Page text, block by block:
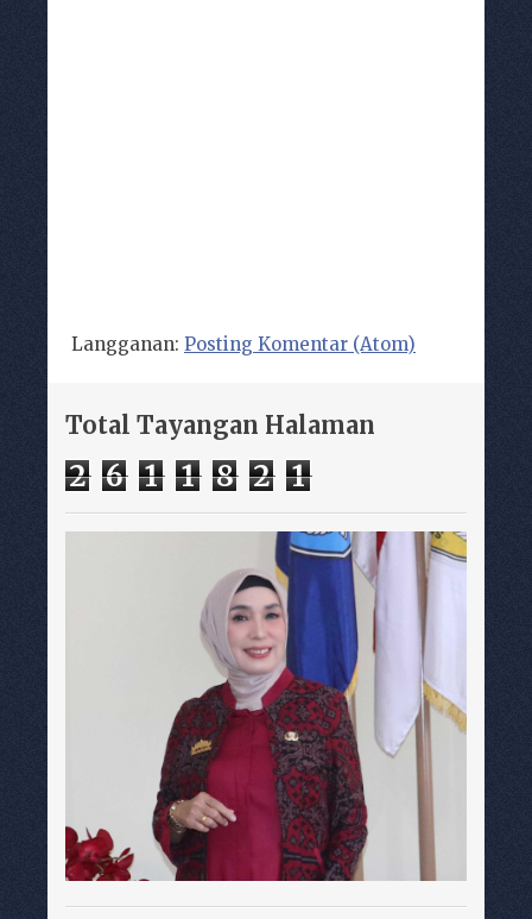
Langganan: Posting Komentar (Atom)
Total Tayangan Halaman
2 6 1 1 8 2 1